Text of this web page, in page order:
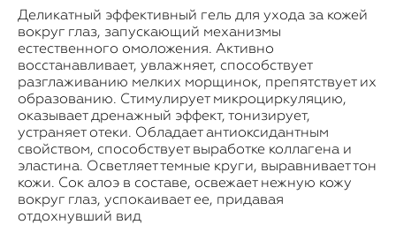
Деликатный эффективный гель для ухода за кожей
вокруг глаз, запускающий механизмы
естественного омоложения. Активно
восстанавливает, увлажняет, способствует
разглаживанию мелких морщинок, препятствует их
образованию. Стимулирует микроциркуляцию,
оказывает дренажный эффект, тонизирует,
устраняет отеки. Обладает антиоксидантным
свойством, способствует выработке коллагена и
эластина. Осветляет темные круги, выравнивает тон
кожи. Сок алоэ в составе, освежает нежную кожу
вокруг глаз, успокаивает ее, придавая
отдохнувший вид